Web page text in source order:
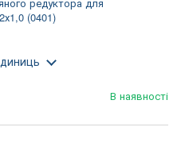
(0401)
В наявності